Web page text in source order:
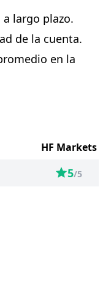
largo plazo.
de la cuenta.
en la
HF Markets
5/5